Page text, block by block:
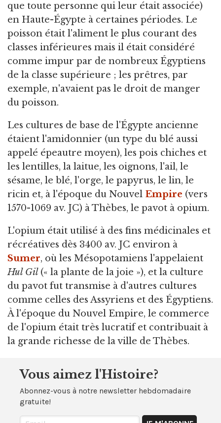
que toute personne qui leur était associée)
en Haute-Égypte à certaines périodes. Le
poisson était l'aliment le plus courant des
classes inférieures mais il était considéré
comme impur par de nombreux Égyptiens
de la classe supérieure ; les prêtres, par
exemple, n'avaient pas le droit de manger
du poisson.
Les cultures de base de l'Égypte ancienne
étaient l'amidonnier (un type du blé aussi
appelé épeautre moyen), les pois chiches et
les lentilles, la laitue, les oignons, l'ail, le
sésame, le blé, l'orge, le papyrus, le lin, le
ricin et, à l'époque du Nouvel Empire (vers
1570-1069 av. JC) à Thèbes, le pavot à opium.
L'opium était utilisé à des fins médicinales et
récréatives dès 3400 av. JC environ à
Sumer, où les Mésopotamiens l'appelaient
Hul Gil (« la plante de la joie »), et la culture
du pavot fut transmise à d'autres cultures
comme celles des Assyriens et des Égyptiens.
À l'époque du Nouvel Empire, le commerce
de l'opium était très lucratif et contribuait à
la grande richesse de la ville de Thèbes.
Vous aimez l'Histoire?
Abonnez-vous à notre newsletter hebdomadaire
gratuite!